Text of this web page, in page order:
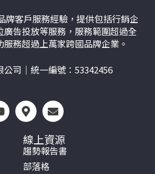
牌客戶服務經驗，提供包括行銷企
廣告投放等服務，服務範圍超過全
務超過上萬家跨國品牌企業。
司｜統一編號：53342456
線上資源
趨勢報告書
部落格